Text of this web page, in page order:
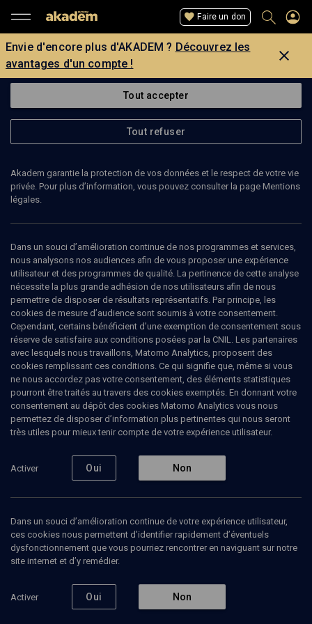
Faire un don
Envie d'encore plus d'AKADEM ? Découvrez les
avantages d'un compte !
Retour
Abonnez-vous à notre newsletter
La rédaction
Tout accepter
Tout refuser
Akadem garantie la protection de vos données et le respect de votre vie
privée. Pour plus d’information, vous pouvez consulter la page Mentions
légales.
Dans un souci d’amélioration continue de nos programmes et services,
nous analysons nos audiences afin de vous proposer une expérience
utilisateur et des programmes de qualité. La pertinence de cette analyse
nécessite la plus grande adhésion de nos utilisateurs afin de nous
permettre de disposer de résultats représentatifs. Par principe, les
cookies de mesure d’audience sont soumis à votre consentement.
Cependant, certains bénéficient d’une exemption de consentement sous
réserve de satisfaire aux conditions posées par la CNIL. Les partenaires
avec lesquels nous travaillons, Matomo Analytics, proposent des
cookies remplissant ces conditions. Ce qui signifie que, même si vous
ne nous accordez pas votre consentement, des éléments statistiques
pourront être traités au travers des cookies exemptés. En donnant votre
consentement au dépôt des cookies Matomo Analytics vous nous
permettez de disposer d’information plus pertinentes qui nous seront
très utiles pour mieux tenir compte de votre expérience utilisateur.
Activer Oui Non
Dans un souci d’amélioration continue de votre expérience utilisateur,
ces cookies nous permettent d’identifier rapidement d’éventuels
dysfonctionnement que vous pourriez rencontrer en naviguant sur notre
site internet et d’y remédier.
Activer Oui Non